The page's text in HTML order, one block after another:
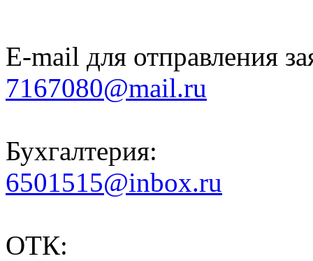
E-mail для отправления
7167080@mail.ru
Бухгалтерия:
6501515@inbox.ru
ОТК: